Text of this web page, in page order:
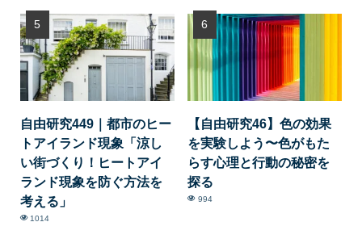
自由研究449｜都市のヒー
トアイランド現象「涼し
い街づくり！ヒートアイ
ランド現象を防ぐ方法を
考える」
1014
【自由研究46】色の効果
を実験しよう〜色がもた
らす心理と行動の秘密を
探る
994